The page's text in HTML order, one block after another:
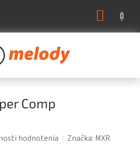
Comp
hodnotenia Značka: MXR